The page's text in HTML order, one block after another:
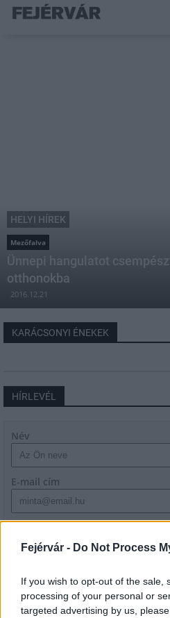
Fejérvár - Do Not Process
If you wish to opt-out of the sale,
processing of your personal or
targeted advertising by us,
HELYI HÍREK
Mezőfalva
Ünnepi hangulatot
otthonokba
2016.12.21
KARÁCSONYI ÉNEKEK
HÍRLEVÉL
Név
E-mail cím
szabályzatot!